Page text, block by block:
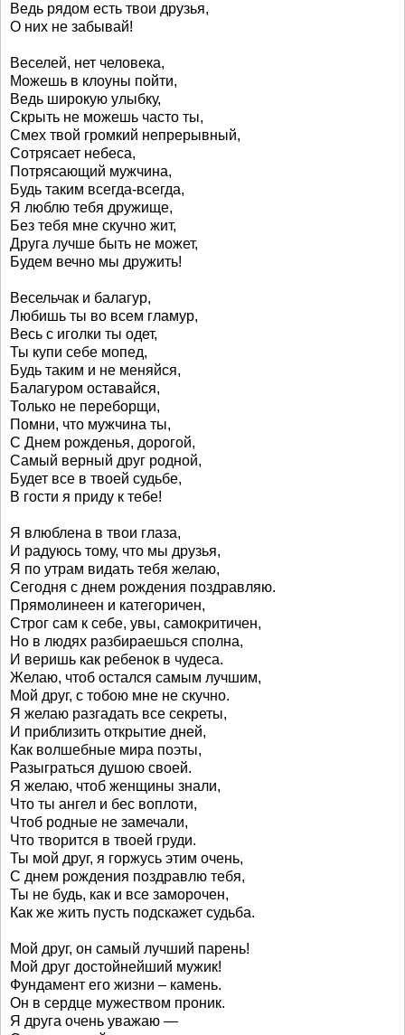
Ведь рядом есть твои друзья,
О них не забывай!
Веселей, нет человека,
Можешь в клоуны пойти,
Ведь широкую улыбку,
Скрыть не можешь часто ты,
Смех твой громкий непрерывный,
Сотрясает небеса,
Потрясающий мужчина,
Будь таким всегда-всегда,
Я люблю тебя дружище,
Без тебя мне скучно жит,
Друга лучше быть не может,
Будем вечно мы дружить!
Весельчак и балагур,
Любишь ты во всем гламур,
Весь с иголки ты одет,
Ты купи себе мопед,
Будь таким и не меняйся,
Балагуром оставайся,
Только не переборщи,
Помни, что мужчина ты,
С Днем рожденья, дорогой,
Самый верный друг родной,
Будет все в твоей судьбе,
В гости я приду к тебе!
Я влюблена в твои глаза,
И радуюсь тому, что мы друзья,
Я по утрам видать тебя желаю,
Сегодня с днем рождения поздравляю.
Прямолинеен и категоричен,
Строг сам к себе, увы, самокритичен,
Но в людях разбираешься сполна,
И веришь как ребенок в чудеса.
Желаю, чтоб остался самым лучшим,
Мой друг, с тобою мне не скучно.
Я желаю разгадать все секреты,
И приблизить открытие дней,
Как волшебные мира поэты,
Разыграться душою своей.
Я желаю, чтоб женщины знали,
Что ты ангел и бес воплоти,
Чтоб родные не замечали,
Что творится в твоей груди.
Ты мой друг, я горжусь этим очень,
С днем рождения поздравлю тебя,
Ты не будь, как и все заморочен,
Как же жить пусть подскажет судьба.
Мой друг, он самый лучший парень!
Мой друг достойнейший мужик!
Фундамент его жизни – камень.
Он в сердце мужеством проник.
Я друга очень уважаю —